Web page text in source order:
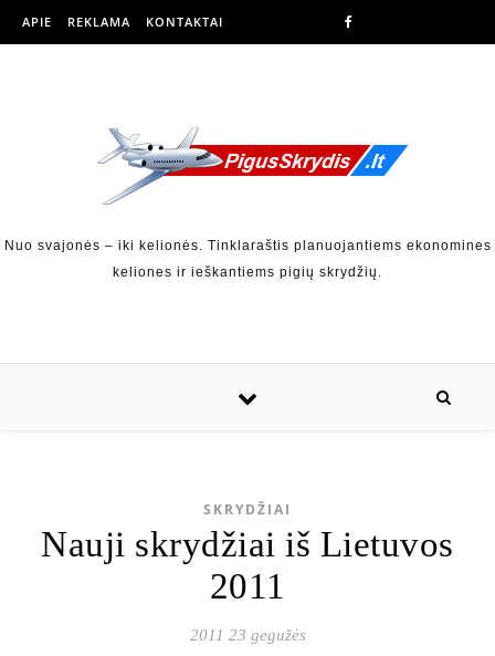
APIE REKLAMA KONTAKTAI
Nuo svajonės – iki kelionės. Tinklaraštis planuojantiems ekonomines
keliones ir ieškantiems pigių skrydžių.
SKRYDŽIAI
Nauji skrydžiai iš Lietuvos
2011
2011 23 gegužės